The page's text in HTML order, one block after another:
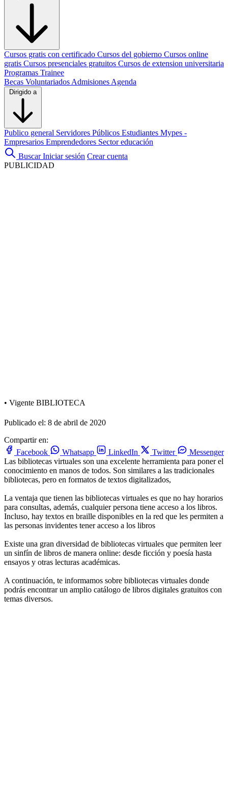
Cursos gratis con certificado Cursos del gobierno Cursos online
gratis Cursos presenciales gratuitos Cursos de extension universitaria
Programas Trainee
Becas Voluntariados Admisiones Agenda
Dirigido a
Publico general Servidores Públicos Estudiantes Mypes -
Empresarios Emprendedores Sector educación
Buscar Iniciar sesión Crear cuenta
PUBLICIDAD
• Vigente BIBLIOTECA
Publicado el: 8 de abril de 2020
Compartir en:
Facebook
Whatsapp LinkedIn Twitter
Messenger
Las bibliotecas virtuales son una excelente herramienta para poner el
conocimiento en manos de todos. Son similares a las tradicionales
bibliotecas, pero en formatos de textos digitalizados,
La ventaja que tienen las bibliotecas virtuales es que no hay horarios
para consultas, además, cualquier persona tiene acceso a los libros.
Incluso, hay textos en braille disponibles en la red que les permiten a
las personas invidentes tener acceso a los libros
Existe una gran diversidad de bibliotecas virtuales que permiten leer
un sinfín de libros de manera online: desde ficción y poesía hasta
ensayos y otras lecturas académicas.
A continuación, te informamos sobre bibliotecas virtuales donde
podrás encontrar un amplio catálogo de libros digitales gratuitos con
temas diversos.